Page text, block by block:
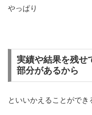
やっぱり
実績や結果を残せ
部分があるから
といいかえることができ